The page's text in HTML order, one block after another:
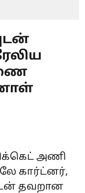
அணி
கார்ட்னர்,
தவறான